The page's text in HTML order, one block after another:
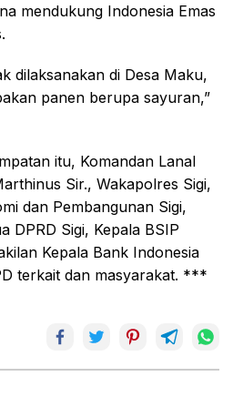
mendukung Indonesia Emas
dilaksanakan di Desa Maku,
panen berupa sayuran,”
itu, Komandan Lanal
Sir., Wakapolres Sigi,
dan Pembangunan Sigi,
DPRD Sigi, Kepala BSIP
Kepala Bank Indonesia
terkait dan masyarakat. ***